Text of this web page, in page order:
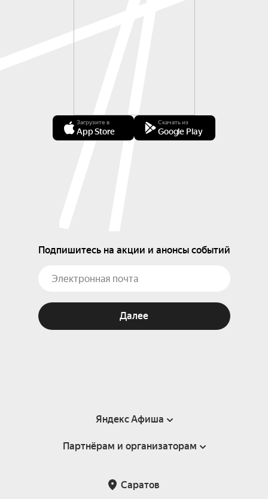
Загрузите в
App Store
Скачать из
Google Play
Подпишитесь на акции и анонсы событий
Далее
Яндекс Афиша
Справка
Подарочные сертификаты
Партнёрам и организаторам
Саратов